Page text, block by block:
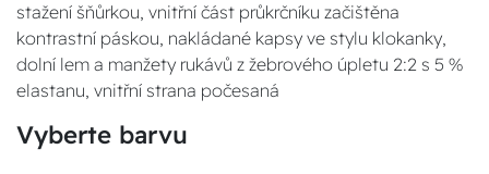
stažení šňůrkou, vnitřní část průkrčníku začištěna
kontrastní páskou, nakládané kapsy ve stylu klokanky,
dolní lem a manžety rukávů z žebrového úpletu 2:2 s 5 %
elastanu, vnitřní strana počesaná
Vyberte barvu